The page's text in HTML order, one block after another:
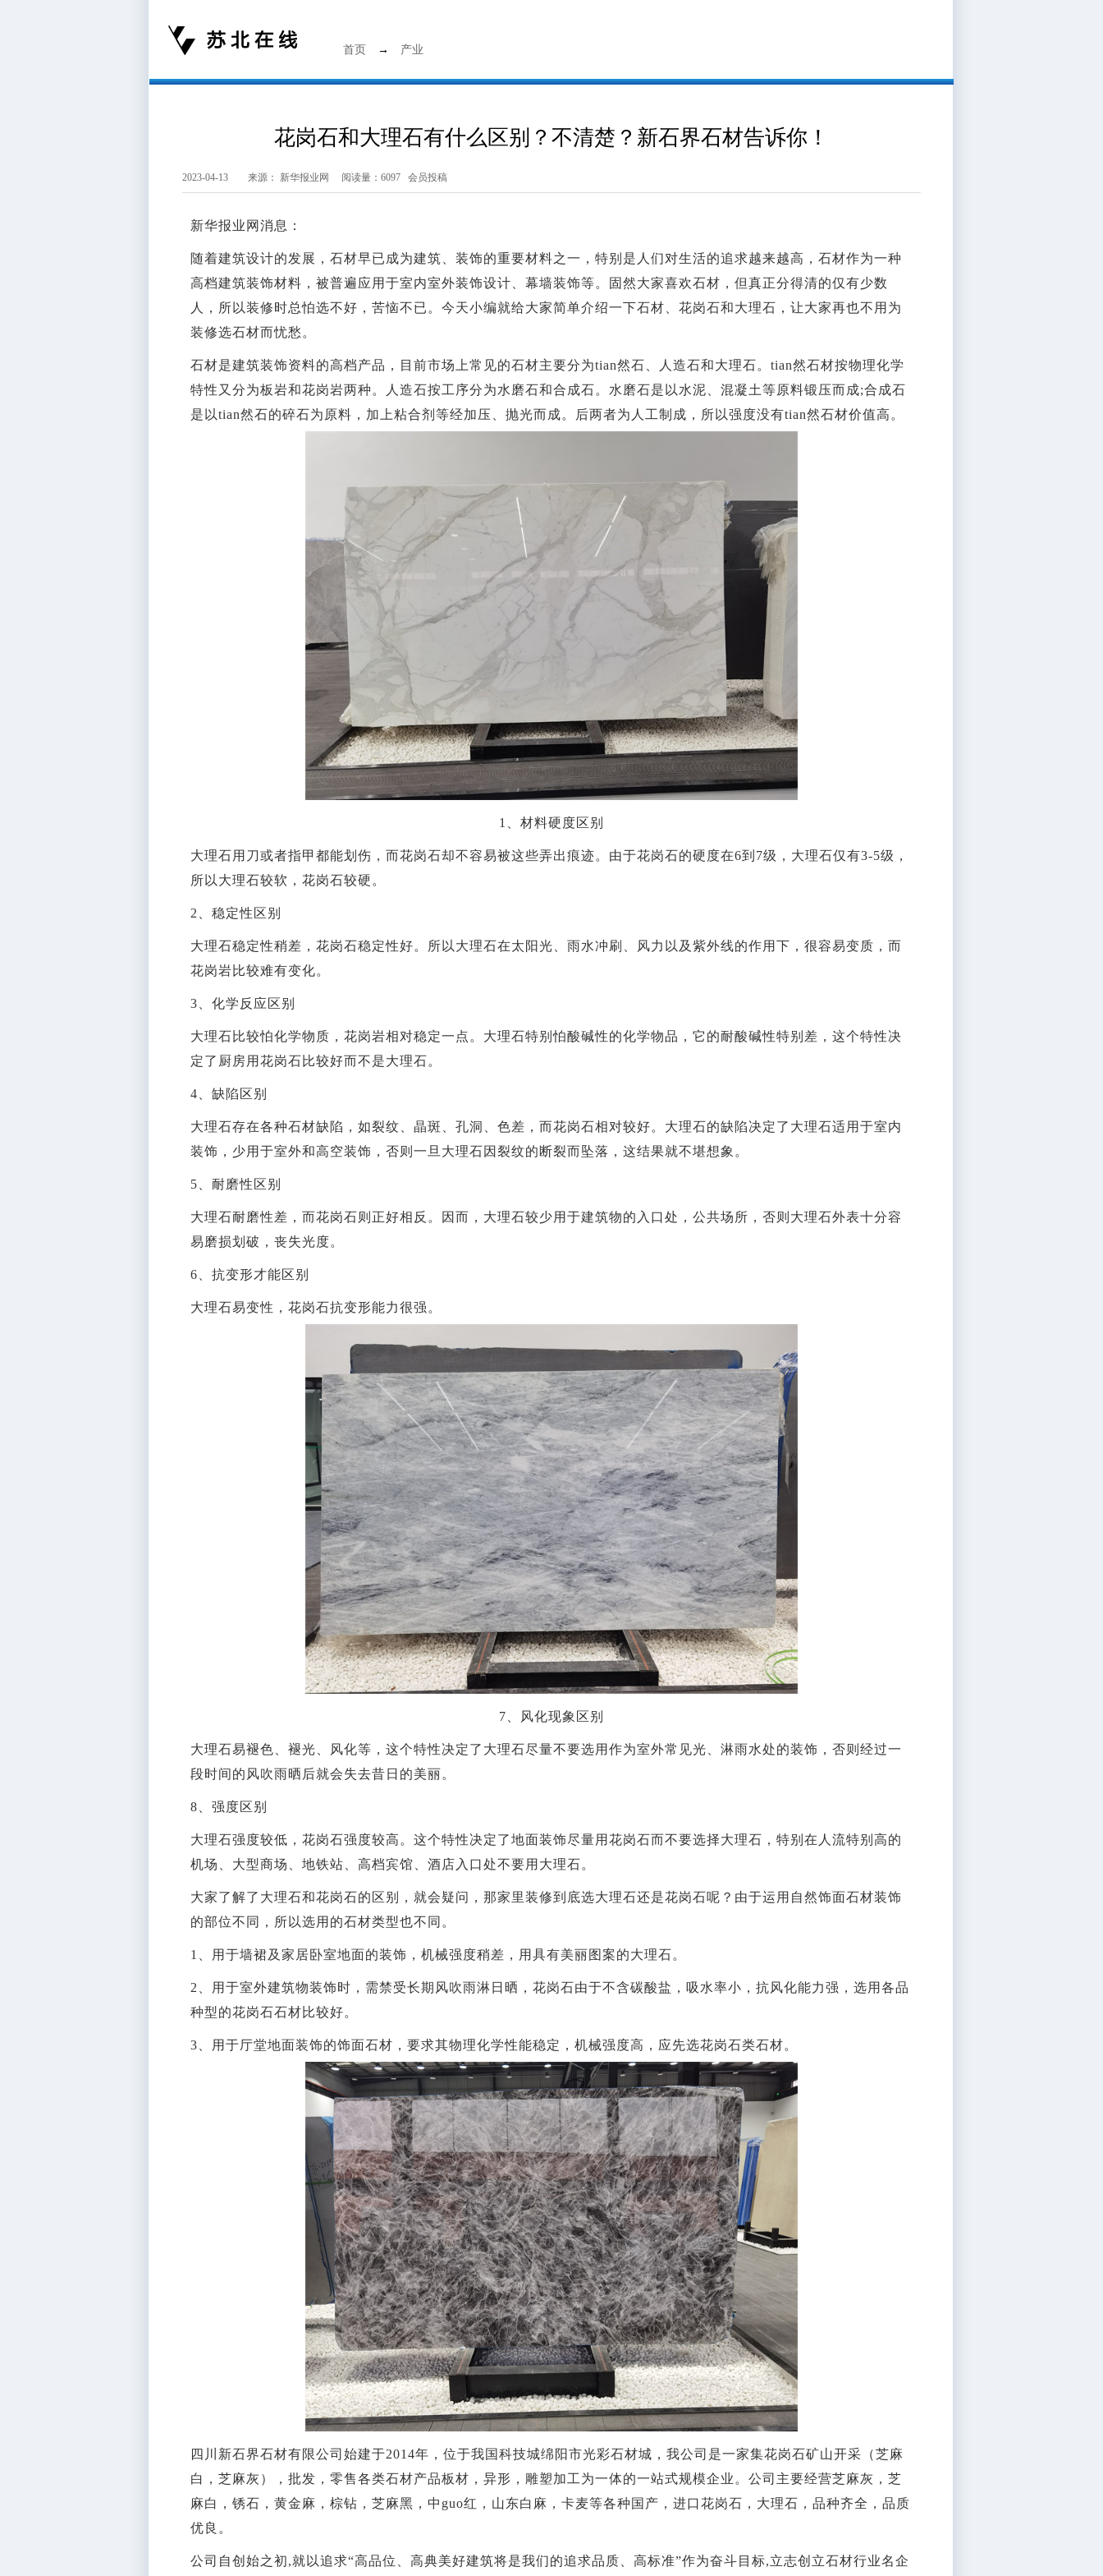
首页 → 产业
花岗石和大理石有什么区别？不清楚？新石界石材告诉你！
2023-04-13 来源： 新华报业网 阅读量：6097 会员投稿
新华报业网消息：
随着建筑设计的发展，石材早已成为建筑、装饰的重要材料之一，特别是人们对生活的追求越来越高，石材作为一种
高档建筑装饰材料，被普遍应用于室内室外装饰设计、幕墙装饰等。固然大家喜欢石材，但真正分得清的仅有少数
人，所以装修时总怕选不好，苦恼不已。今天小编就给大家简单介绍一下石材、花岗石和大理石，让大家再也不用为
装修选石材而忧愁。
石材是建筑装饰资料的高档产品，目前市场上常见的石材主要分为tian然石、人造石和大理石。tian然石材按物理化学
特性又分为板岩和花岗岩两种。人造石按工序分为水磨石和合成石。水磨石是以水泥、混凝土等原料锻压而成;合成石
是以tian然石的碎石为原料，加上粘合剂等经加压、抛光而成。后两者为人工制成，所以强度没有tian然石材价值高。
1、材料硬度区别
大理石用刀或者指甲都能划伤，而花岗石却不容易被这些弄出痕迹。由于花岗石的硬度在6到7级，大理石仅有3-5级，
所以大理石较软，花岗石较硬。
2、稳定性区别
大理石稳定性稍差，花岗石稳定性好。所以大理石在太阳光、雨水冲刷、风力以及紫外线的作用下，很容易变质，而
花岗岩比较难有变化。
3、化学反应区别
大理石比较怕化学物质，花岗岩相对稳定一点。大理石特别怕酸碱性的化学物品，它的耐酸碱性特别差，这个特性决
定了厨房用花岗石比较好而不是大理石。
4、缺陷区别
大理石存在各种石材缺陷，如裂纹、晶斑、孔洞、色差，而花岗石相对较好。大理石的缺陷决定了大理石适用于室内
装饰，少用于室外和高空装饰，否则一旦大理石因裂纹的断裂而坠落，这结果就不堪想象。
5、耐磨性区别
大理石耐磨性差，而花岗石则正好相反。因而，大理石较少用于建筑物的入口处，公共场所，否则大理石外表十分容
易磨损划破，丧失光度。
6、抗变形才能区别
大理石易变性，花岗石抗变形能力很强。
7、风化现象区别
大理石易褪色、褪光、风化等，这个特性决定了大理石尽量不要选用作为室外常见光、淋雨水处的装饰，否则经过一
段时间的风吹雨晒后就会失去昔日的美丽。
8、强度区别
大理石强度较低，花岗石强度较高。这个特性决定了地面装饰尽量用花岗石而不要选择大理石，特别在人流特别高的
机场、大型商场、地铁站、高档宾馆、酒店入口处不要用大理石。
大家了解了大理石和花岗石的区别，就会疑问，那家里装修到底选大理石还是花岗石呢？由于运用自然饰面石材装饰
的部位不同，所以选用的石材类型也不同。
1、用于墙裙及家居卧室地面的装饰，机械强度稍差，用具有美丽图案的大理石。
2、用于室外建筑物装饰时，需禁受长期风吹雨淋日晒，花岗石由于不含碳酸盐，吸水率小，抗风化能力强，选用各品
种型的花岗石石材比较好。
3、用于厅堂地面装饰的饰面石材，要求其物理化学性能稳定，机械强度高，应先选花岗石类石材。
四川新石界石材有限公司始建于2014年，位于我国科技城绵阳市光彩石材城，我公司是一家集花岗石矿山开采（芝麻
白，芝麻灰），批发，零售各类石材产品板材，异形，雕塑加工为一体的一站式规模企业。公司主要经营芝麻灰，芝
麻白，锈石，黄金麻，棕钻，芝麻黑，中guo红，山东白麻，卡麦等各种国产，进口花岗石，大理石，品种齐全，品质
优良。
公司自创始之初,就以追求“高品位、高典美好建筑将是我们的追求品质、高标准”作为奋斗目标,立志创立石材行业名企